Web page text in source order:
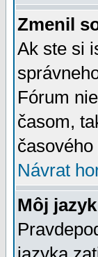
Zmenil
Ak ste si
Fórum
časom,
Návrat
Môj